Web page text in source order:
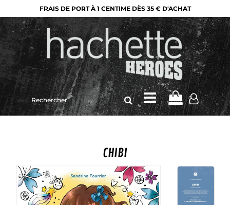
FRAIS DE PORT À 1 CENTIME DÈS 35 € D'ACHAT
Rechercher
sur
le
CHIBI